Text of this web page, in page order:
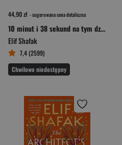
44,90 zł - sugerowana cena detaliczna
10 minut i 38 sekund na tym dziwnym świecie
Elif Shafak
7,4 (2599)
Chwilowo niedostępny